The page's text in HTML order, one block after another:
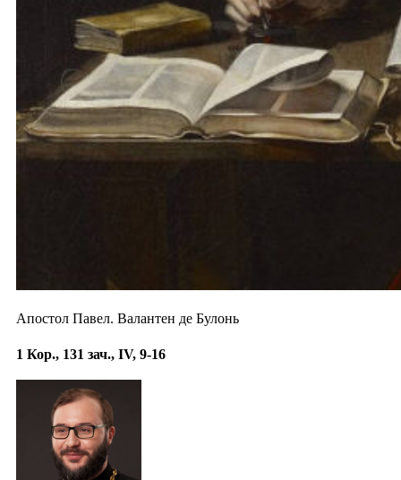
Апостол Павел. Валантен де Булонь
1 Кор., 131 зач., IV, 9-16